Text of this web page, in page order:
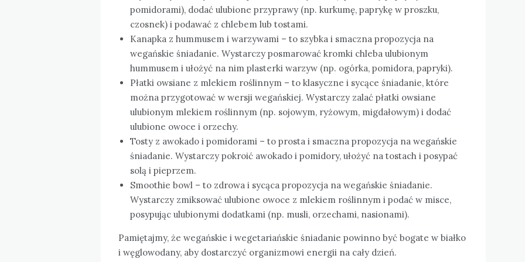
pomidorami), dodać ulubione przyprawy (np. kurkumę, paprykę w proszku,
czosnek) i podawać z chlebem lub tostami.
Kanapka z hummusem i warzywami – to szybka i smaczna propozycja na
wegańskie śniadanie. Wystarczy posmarować kromki chleba ulubionym
hummusem i ułożyć na nim plasterki warzyw (np. ogórka, pomidora, papryki).
Płatki owsiane z mlekiem roślinnym – to klasyczne i sycące śniadanie, które
można przygotować w wersji wegańskiej. Wystarczy zalać płatki owsiane
ulubionym mlekiem roślinnym (np. sojowym, ryżowym, migdałowym) i dodać
ulubione owoce i orzechy.
Tosty z awokado i pomidorami – to prosta i smaczna propozycja na wegańskie
śniadanie. Wystarczy pokroić awokado i pomidory, ułożyć na tostach i posypać
solą i pieprzem.
Smoothie bowl – to zdrowa i sycąca propozycja na wegańskie śniadanie.
Wystarczy zmiksować ulubione owoce z mlekiem roślinnym i podać w misce,
posypując ulubionymi dodatkami (np. musli, orzechami, nasionami).
Pamiętajmy, że wegańskie i wegetariańskie śniadanie powinno być bogate w białko
i węglowodany, aby dostarczyć organizmowi energii na cały dzień.